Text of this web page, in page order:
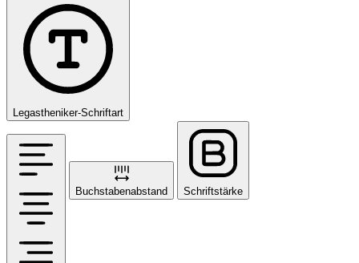
Legastheniker-Schriftart
Buchstabenabstand Schriftstärke